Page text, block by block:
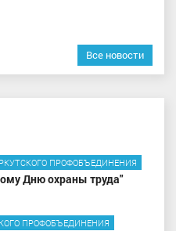
Все новости
ПРОФОБЪЕДИНЕНИЯ
Дню охраны труда"
ПРОФОБЪЕДИНЕНИЯ